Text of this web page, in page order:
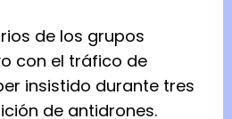
de los grupos
con el tráfico de
insistido durante tres
de antidrones.